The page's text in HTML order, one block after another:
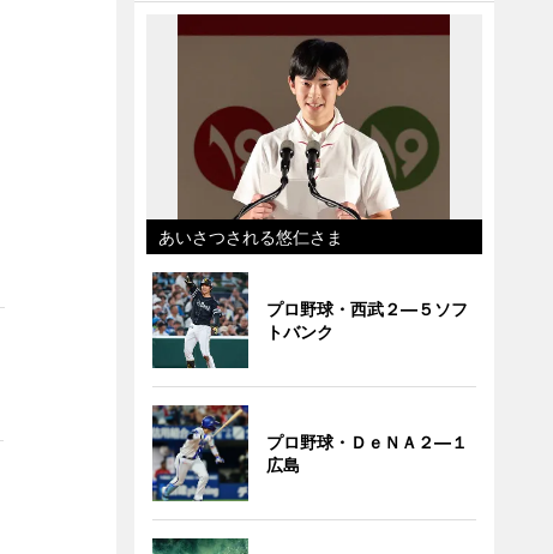
あいさつされる悠仁さま
プロ野球・西武２―５ソフ
トバンク
プロ野球・ＤｅＮＡ２―１
広島